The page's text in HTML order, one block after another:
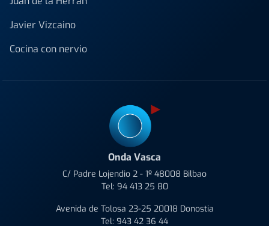
Javier Vizcaino
Cocina con nervio
Onda Vasca
C/ Padre Lojendio 2 - 1º 48008 Bilbao
Tel: 94 413 25 80
Avenida de Tolosa 23-25 20018 Donostia
Tel: 943 42 36 44